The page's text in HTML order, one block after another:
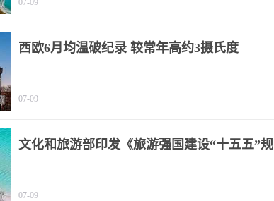
07-09
西欧6月均温破纪录 较常年高约3摄氏度
07-09
文化和旅游部印发《旅游强国建设“十五五”规
07-09